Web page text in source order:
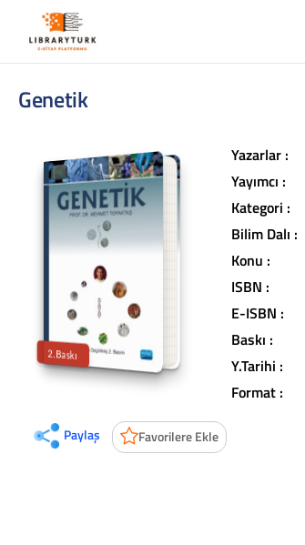
Genetik
2.Baskı
L
ib
r
a
r
y
t
ü
r
k
lit
e
r
a
t
ü
r
a
v
u
c
u
n
u
z
u
n
iç
in
d
e
Paylaş Favorilere Ekle
Yazarlar :
Yayımcı :
Kategori :
Bilim Dalı :
Konu :
ISBN :
E-ISBN :
Baskı :
Y.Tarihi :
Format :